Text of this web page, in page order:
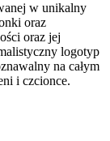
w unikalny
oraz
oraz jej
logotyp
na całym
i czcionce.